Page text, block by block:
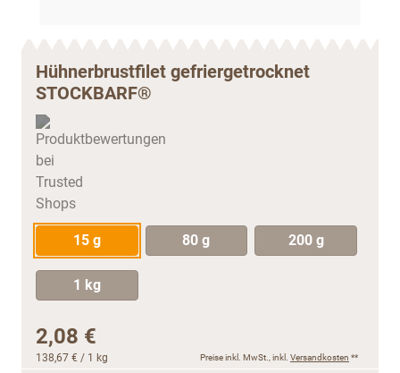
Hühnerbrustfilet gefriergetrocknet
STOCKBARF®
15 g 80 g 200 g
1 kg
2,08 €
138,67 € / 1 kg Preise inkl. MwSt., inkl. Versandkosten **